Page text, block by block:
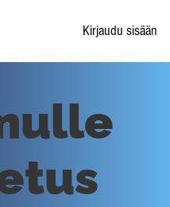
Kirjaudu sisään